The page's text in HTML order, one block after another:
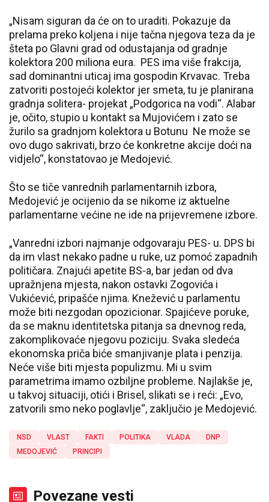
„Nisam siguran da će on to uraditi. Pokazuje da
prelama preko koljena i nije tačna njegova teza da je
šteta po Glavni grad od odustajanja od gradnje
kolektora 200 miliona eura. PES ima više frakcija,
sad dominantni uticaj ima gospodin Krvavac. Treba
zatvoriti postojeći kolektor jer smeta, tu je planirana
gradnja solitera- projekat „Podgorica na vodi“. Alabar
je, očito, stupio u kontakt sa Mujovićem i zato se
žurilo sa gradnjom kolektora u Botunu Ne može se
ovo dugo sakrivati, brzo će konkretne akcije doći na
vidjelo“, konstatovao je Medojević.
Što se tiče vanrednih parlamentarnih izbora,
Medojević je ocijenio da se nikome iz aktuelne
parlamentarne većine ne ide na prijevremene izbore.
„Vanredni izbori najmanje odgovaraju PES- u. DPS bi
da im vlast nekako padne u ruke, uz pomoć zapadnih
političara. Znajući apetite BS-a, bar jedan od dva
upražnjena mjesta, nakon ostavki Zogovića i
Vukićević, pripašće njima. Knežević u parlamentu
može biti nezgodan opozicionar. Spajićeve poruke,
da se maknu identitetska pitanja sa dnevnog reda,
zakomplikovaće njegovu poziciju. Svaka sledeća
ekonomska priča biće smanjivanje plata i penzija.
Neće više biti mjesta populizmu. Mi u svim
parametrima imamo ozbiljne probleme. Najlakše je,
u takvoj situaciji, otići i Brisel, slikati se i reći: „Evo,
zatvorili smo neko poglavlje“, zaključio je Medojević.
NSD VLAST FAKTI POLITIKA VLADA
DNP
MEDOJEVIĆ
PRINCIPI
Povezane vesti